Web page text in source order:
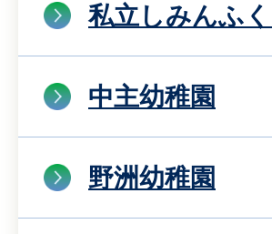
私立しみんふ
中主幼稚園
野洲幼稚園